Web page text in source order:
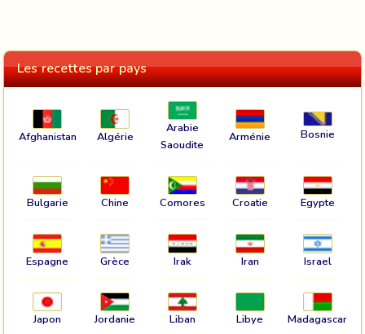
Les recettes par pays
Afghanistan Algérie
Arabie
Saoudite
Arménie Bosnie
Bulgarie Chine Comores Croatie Egypte
Espagne Grèce Irak Iran Israel
Japon Jordanie Liban Libye Madagascar